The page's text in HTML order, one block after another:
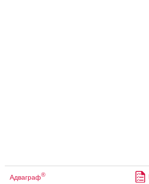
Адваграф®